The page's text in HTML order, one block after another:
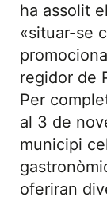
ha assolit
«situar-se
regidor de
Per
al 3 de
municipi
oferiran